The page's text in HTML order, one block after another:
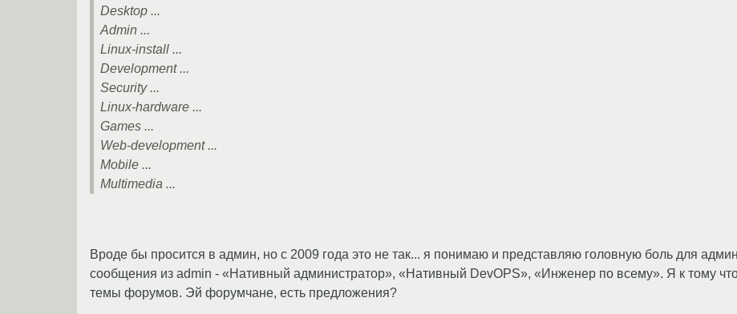
Desktop ...
Admin ...
Linux-install ...
Development ...
Security ...
Linux-hardware ...
Games ...
Web-development ...
Mobile ...
Multimedia ...
Вроде бы просится в админ, но с 2009 года это не так... я понимаю и представляю головную боль для
сообщения из admin - «Нативный администратор», «Нативный DevOPS», «Инженер по всему». Я к тому
темы форумов. Эй форумчане, есть предложения?